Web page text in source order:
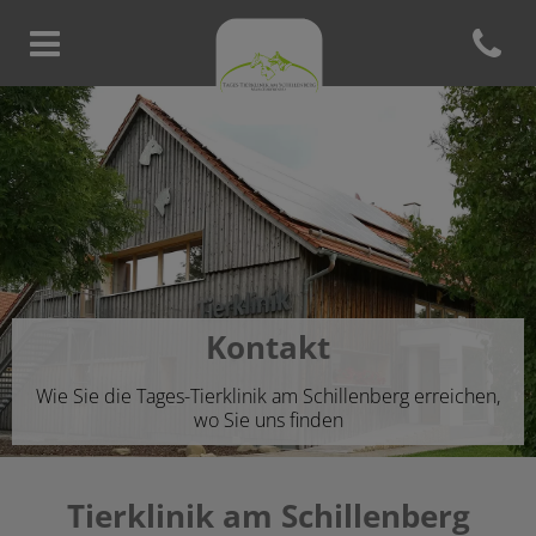
Homepage Tierklinik am
Open
Kontakt
Wie Sie die Tages-Tierklinik am Schillenberg erreichen,
wo Sie uns finden
Tierklinik am Schillenberg